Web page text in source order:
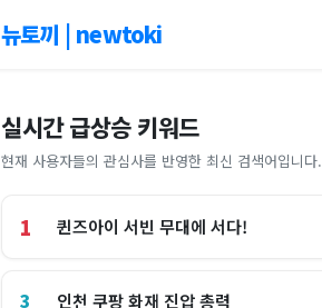
뉴토끼 | newtoki
실시간 급상승 키워드
현재 사용자들의 관심사를 반영한 최신 검색어입니다.
1 퀸즈아이 서빈 무대에 서다!
3 인천 쿠팡 화재 진압 총력